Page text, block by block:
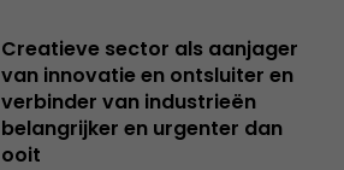
Creatieve sector als aanjager
van innovatie en ontsluiter en
verbinder van industrieën
belangrijker en urgenter dan
ooit